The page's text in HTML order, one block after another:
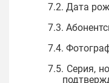
7.2. Дата
7.3.
7.4.
7.5. Серия,